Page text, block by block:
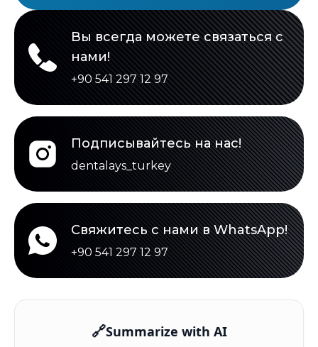
Вы всегда можете связаться с
нами!
+90 541 297 12 97
Подписывайтесь на нас!
dentalays_turkey
Свяжитесь с нами в WhatsApp!
+90 541 297 12 97
🔗Summarize with AI